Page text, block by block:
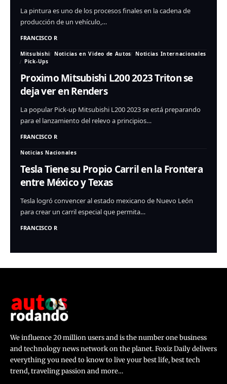
La pintura es uno de los procesos finales en la cadena de
producción de un vehículo,…
FRANCISCO R
Mitsubishi Noticias en Video de Autos
Noticias Internacionales
Pick-Ups
Proximo Mitsubishi L200 2023 Triton se
deja ver en Renders
La popular Pick-up Mitsubishi L200 2023 se está preparando
para el lanzamiento del relevo a principios…
FRANCISCO R
Noticias Nacionales
Tesla Tiene su Propio Carril en la Frontera
entre México y Texas
Tesla logró convencer al estado mexicano de Nuevo León
para crear un carril especial que permita…
FRANCISCO R
We influence 20 million users and is the number one business
and technology news network on the planet. Foxiz Daily delivers
everything you need to know to live your best life, best tech
trend, traveling passion and more…